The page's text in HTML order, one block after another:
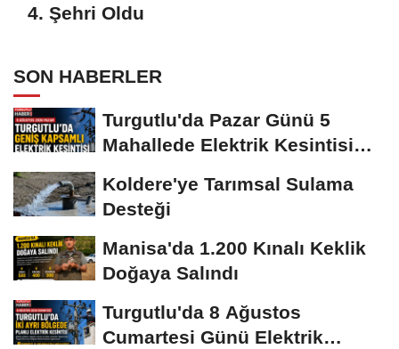
4. Şehri Oldu
SON HABERLER
Turgutlu'da Pazar Günü 5
Mahallede Elektrik Kesintisi
Koldere'ye Tarımsal Sulama
Desteği
Manisa'da 1.200 Kınalı Keklik
Doğaya Salındı
Turgutlu'da 8 Ağustos
Cumartesi Günü Elektrik